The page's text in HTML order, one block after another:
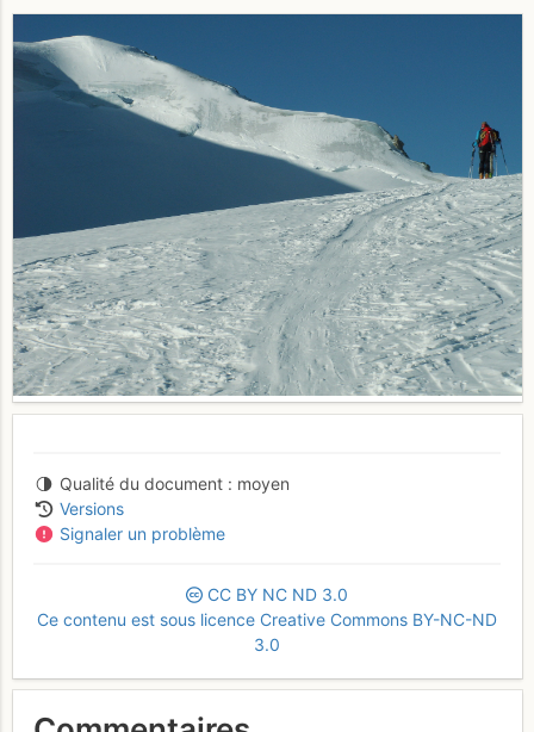
Qualité du document
moyen
Versions
Signaler un problème
CC BY NC ND 3.0
Ce contenu est sous licence Creative Commons BY-NC-ND
3.0